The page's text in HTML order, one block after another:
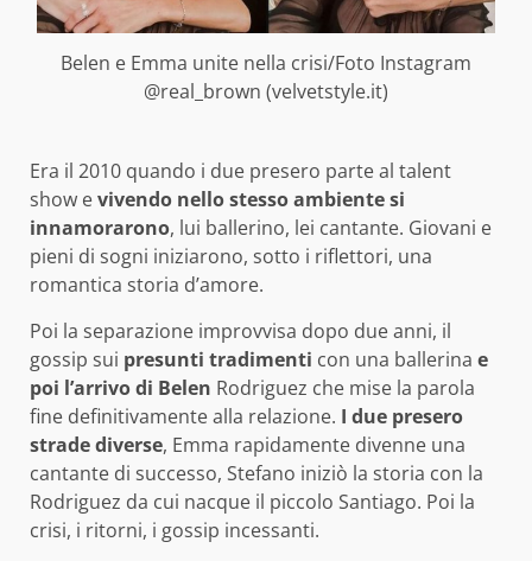
Belen e Emma unite nella crisi/Foto Instagram
@real_brown (velvetstyle.it)
Era il 2010 quando i due presero parte al talent
show evivendo nello stesso ambiente si
innamorarono, lui ballerino, lei cantante. Giovani e
pieni di sogni iniziarono, sotto i riflettori, una
romantica storia d’amore.
Poi la separazione improvvisa dopo due anni, il
gossip sui presunti tradimenti con una ballerina e
poi l’arrivo di Belen Rodriguez che mise la parola
fine definitivamente alla relazione. I due presero
strade diverse, Emma rapidamente divenne una
cantante di successo, Stefano iniziò la storia con la
Rodriguez da cui nacque il piccolo Santiago. Poi la
crisi, i ritorni, i gossip incessanti.